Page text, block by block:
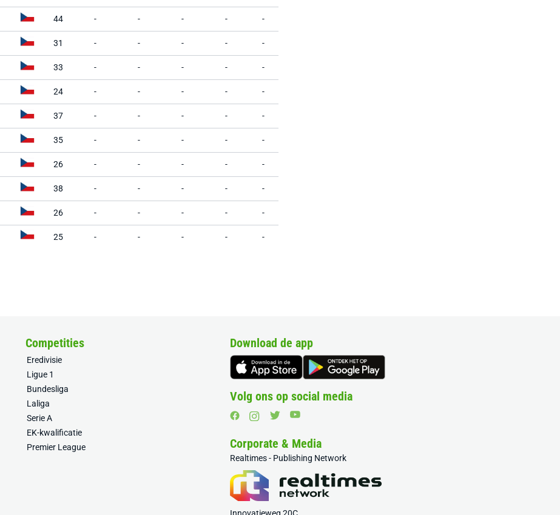
44 - - - - -
31 - - - - -
33 - - - - -
24 - - - - -
37 - - - - -
35 - - - - -
26 - - - - -
38 - - - - -
26 - - - - -
25 - - - - -
Competities
Eredivisie
Ligue 1
Bundesliga
Laliga
Serie A
EK-kwalificatie
Premier League
Download de app
Volg ons op social media
Corporate & Media
Realtimes - Publishing Network